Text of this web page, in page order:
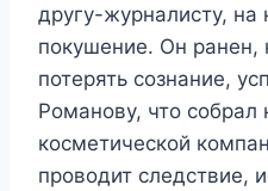
другу-журналисту, на
покушение. Он ранен,
потерять сознание,
Романову, что собрал
косметической
проводит следствие,